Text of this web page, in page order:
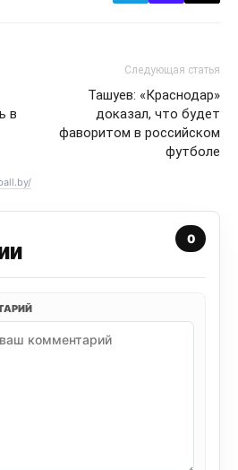
в
Следующая статья
Ташуев: «Краснодар»
доказал, что будет
фаворитом в российском
футболе
0